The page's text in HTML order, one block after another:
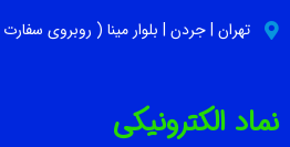
تهران | جردن | بلوار مینا ( روبروی سفارت
نماد الکترونیکی